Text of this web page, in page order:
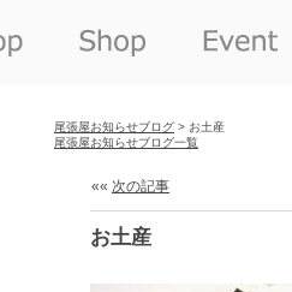
尾張屋お知らせブログ > お土産
尾張屋お知らせブログ一覧
«« 次の記事
お土産